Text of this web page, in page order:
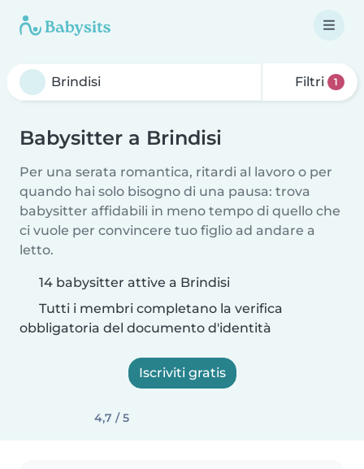
Filtri 1
Babysitter a Brindisi
Per una serata romantica, ritardi al lavoro o per
quando hai solo bisogno di una pausa: trova
babysitter affidabili in meno tempo di quello che
ci vuole per convincere tuo figlio ad andare a
letto.
14 babysitter attive a Brindisi
Tutti i membri completano la verifica
obbligatoria del documento d'identità
Iscriviti gratis
4,7 / 5